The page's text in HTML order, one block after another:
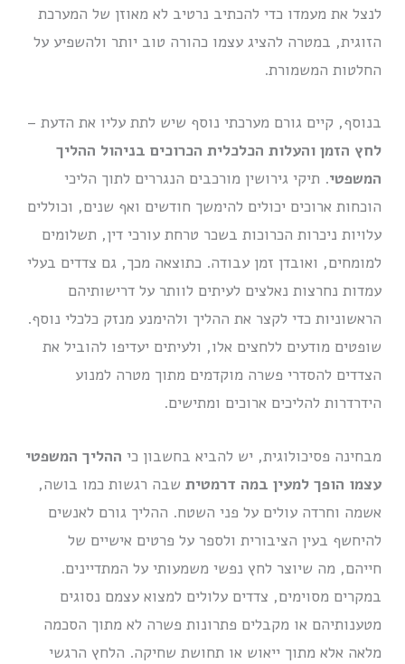
לנצל את מעמדו כדי להכתיב נרטיב לא מאוזן של המערכת
הזוגית, במטרה להציג עצמו כהורה טוב יותר ולהשפיע על
החלטות המשמורת.
בנוסף, קיים גורם מערכתי נוסף שיש לתת עליו את הדעת –
לחץ הזמן והעלות הכלכלית הכרוכים בניהול ההליך
המשפטי. תיקי גירושין מורכבים הנגררים לתוך הליכי
הוכחות ארוכים יכולים להימשך חודשים ואף שנים, וכוללים
עלויות ניכרות הכרוכות בשכר טרחת עורכי דין, תשלומים
למומחים, ואובדן זמן עבודה. כתוצאה מכך, גם צדדים בעלי
עמדות נחרצות נאלצים לעיתים לוותר על דרישותיהם
הראשוניות כדי לקצר את ההליך ולהימנע מנזק כלכלי נוסף.
שופטים מודעים ללחצים אלו, ולעיתים יעדיפו להוביל את
הצדדים להסדרי פשרה מוקדמים מתוך מטרה למנוע
הידרדרות להליכים ארוכים ומתישים.
מבחינה פסיכולוגית, יש להביא בחשבון כי ההליך המשפטי
עצמו הופך למעין במה דרמטית שבה רגשות כמו בושה,
אשמה וחרדה עולים על פני השטח. ההליך גורם לאנשים
להיחשף בעין הציבורית ולספר על פרטים אישיים של
חייהם, מה שיוצר לחץ נפשי משמעותי על המתדיינים.
במקרים מסוימים, צדדים עלולים למצוא עצמם נסוגים
מטענותיהם או מקבלים פתרונות פשרה לא מתוך הסכמה
מלאה אלא מתוך ייאוש או תחושת שחיקה. הלחץ הרגשי